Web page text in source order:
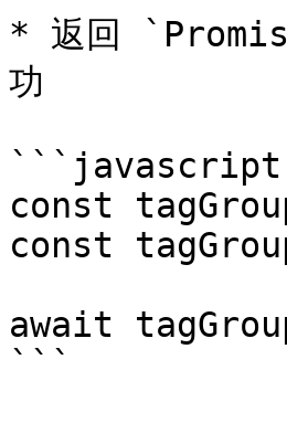
* 返回
功
```javascript
const
const
await
```